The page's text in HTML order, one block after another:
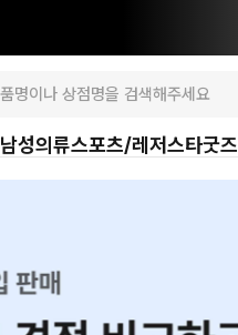
남성의류스포츠/레저스타굿즈